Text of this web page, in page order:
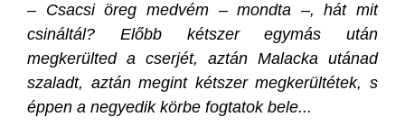
– Csacsi öreg medvém – mondta –, hát mit
csináltál? Előbb kétszer egymás után
megkerülted a cserjét, aztán Malacka utánad
szaladt, aztán megint kétszer megkerültétek, s
éppen a negyedik körbe fogtatok bele...